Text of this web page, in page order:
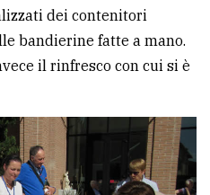
dei contenitori
bandierine fatte a mano.
il rinfresco con cui si è